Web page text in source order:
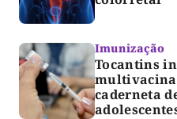
Imunização
Tocantins
caderneta